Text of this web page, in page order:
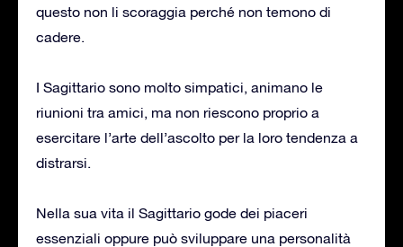
questo non li scoraggia perché non temono di
cadere.
I Sagittario sono molto simpatici, animano le
riunioni tra amici, ma non riescono proprio a
esercitare l’arte dell’ascolto per la loro tendenza a
distrarsi.
Nella sua vita il Sagittario gode dei piaceri
essenziali oppure può sviluppare una personalità